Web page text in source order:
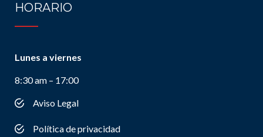
HORARIO
Lunes a viernes
8:30 am – 17:00
Aviso Legal
Política de privacidad